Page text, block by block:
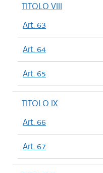
TITOLO VIII
Art. 63
Art. 64
Art. 65
TITOLO IX
Art. 66
Art. 67